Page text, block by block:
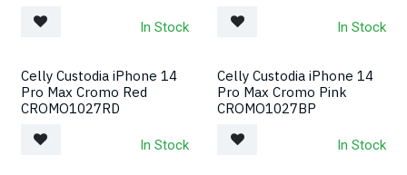
In Stock In Stock
Celly Custodia iPhone 14
Pro Max Cromo Red
CROMO1027RD
In Stock
Celly Custodia iPhone 14
Pro Max Cromo Pink
CROMO1027BP
In Stock